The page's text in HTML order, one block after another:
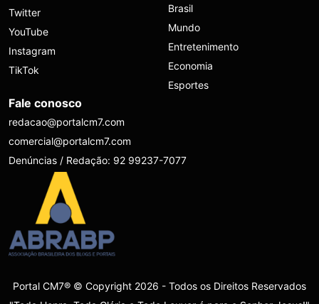
Twitter
YouTube
Instagram
TikTok
Brasil
Mundo
Entretenimento
Economia
Esportes
Fale conosco
redacao@portalcm7.com
comercial@portalcm7.com
Denúncias / Redação: 92 99237-7077
Portal CM7® © Copyright 2026 - Todos os Direitos Reservados